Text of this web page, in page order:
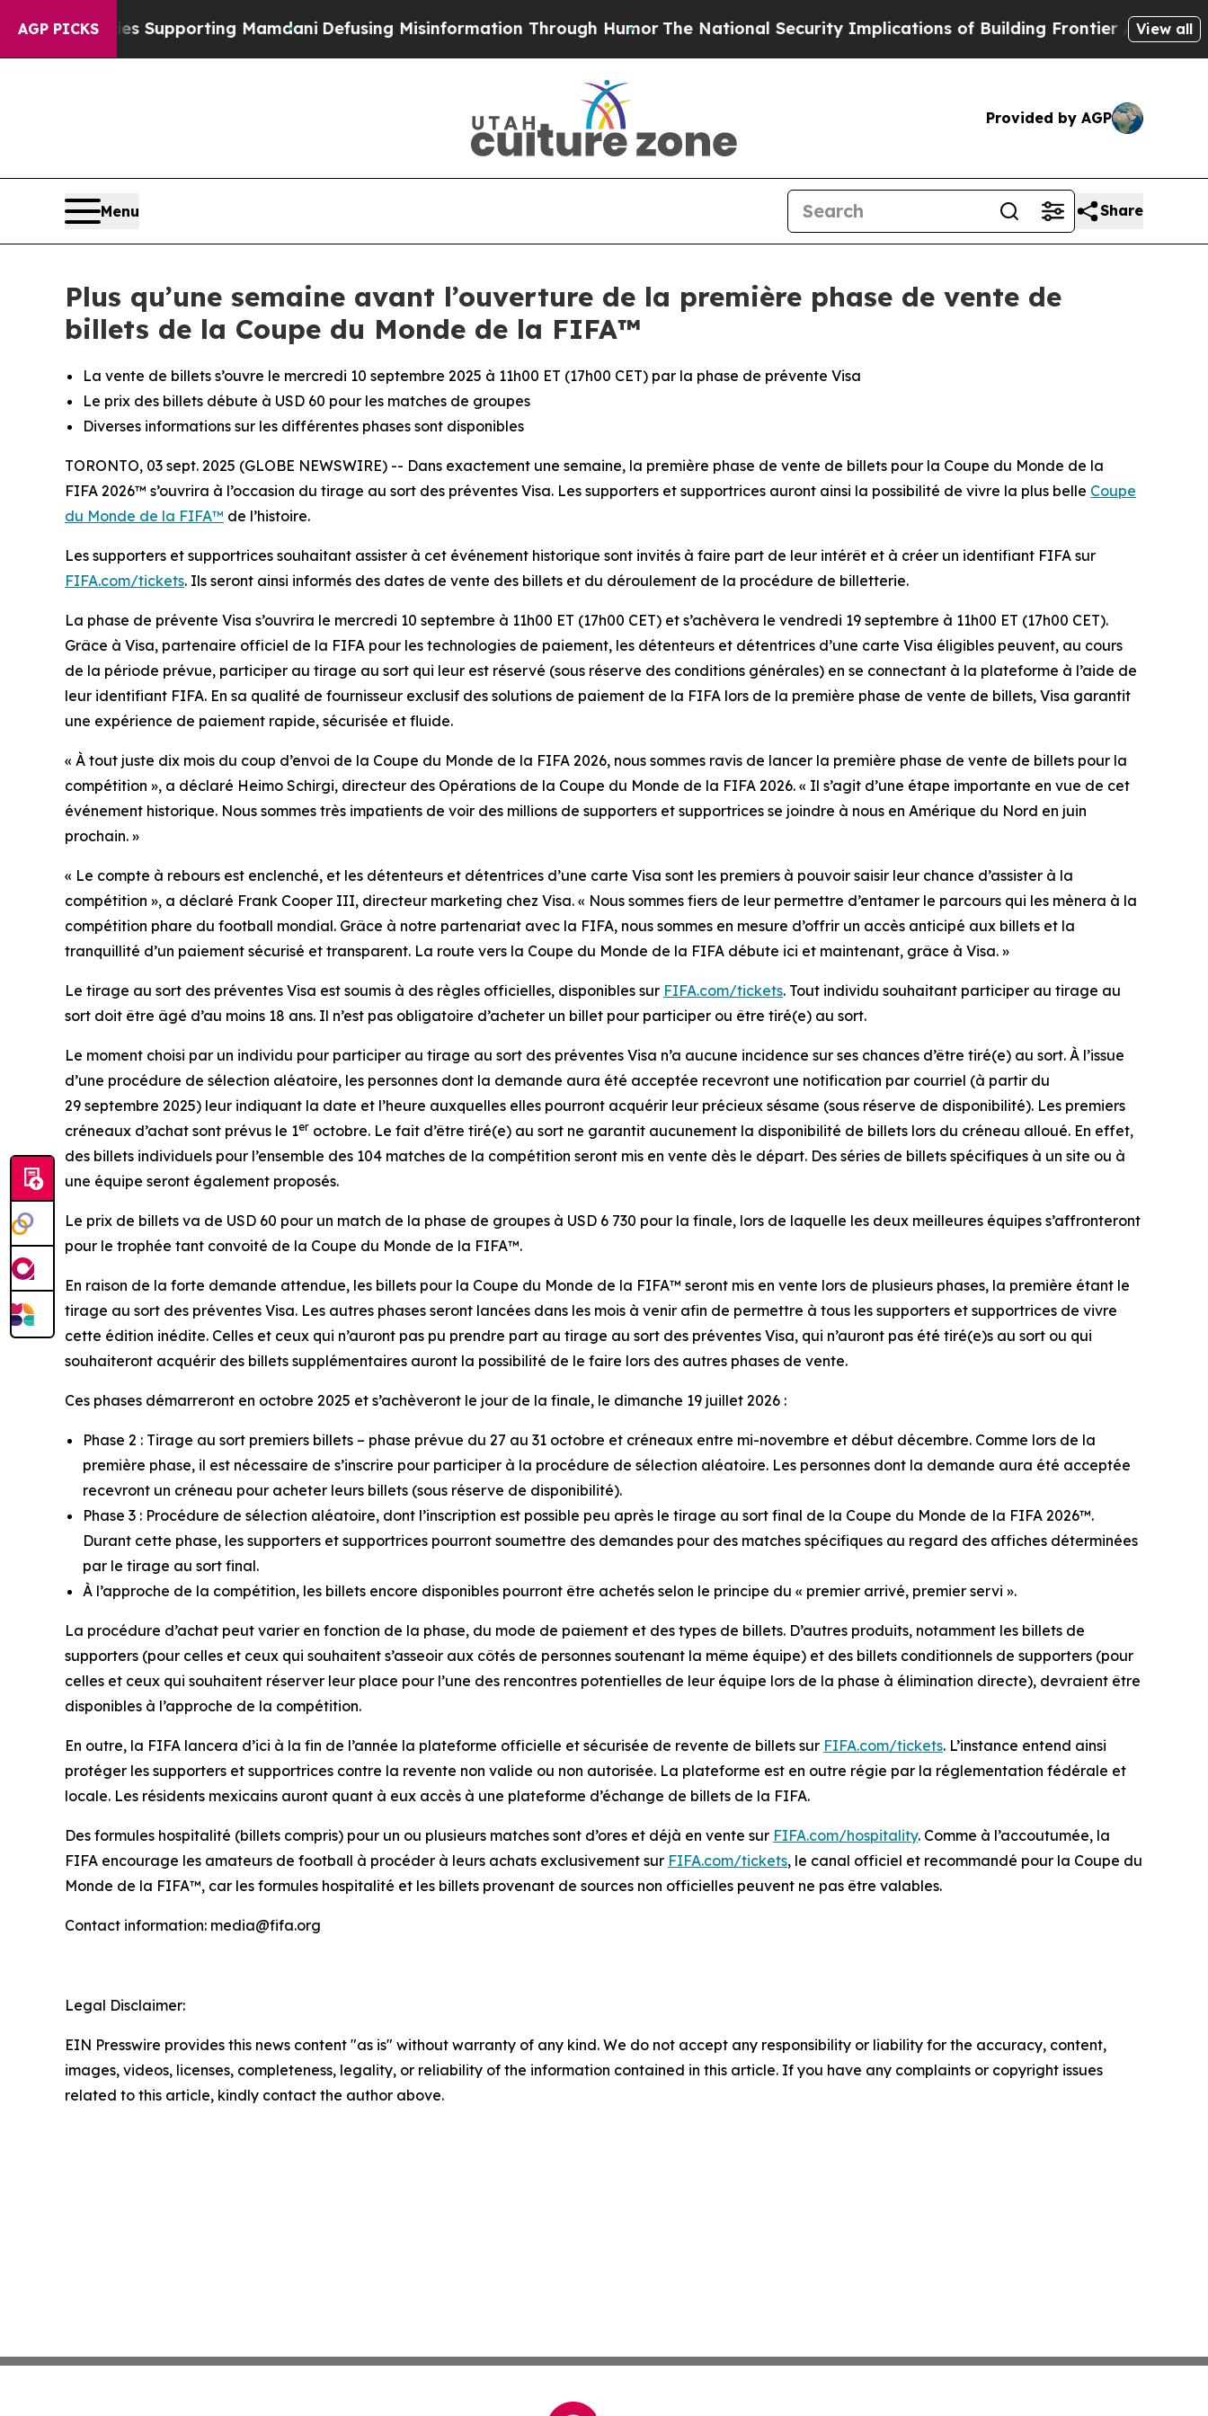
AGP PICKSSupporting Mamdani Defusing Misinformation Through HumorThe National Security Implications of Building Frontier AI Data Centers
View all
Provided by AGP
Menu Share
Plus qu’une semaine avant l’ouverture de la première phase de vente de
billets de la Coupe du Monde de la FIFA™
La vente de billets s’ouvre le mercredi 10 septembre 2025 à 11h00 ET (17h00 CET) par la phase de prévente Visa
Le prix des billets débute à USD 60 pour les matches de groupes
Diverses informations sur les différentes phases sont disponibles
TORONTO, 03 sept. 2025 (GLOBE NEWSWIRE) -- Dans exactement une semaine, la première phase de vente de billets pour la Coupe du Monde de la
FIFA 2026™ s’ouvrira à l’occasion du tirage au sort des préventes Visa. Les supporters et supportrices auront ainsi la possibilité de vivre la plus belle Coupe
du Monde de la FIFA™ de l’histoire.
Les supporters et supportrices souhaitant assister à cet événement historique sont invités à faire part de leur intérêt et à créer un identifiant FIFA sur
FIFA.com/tickets. Ils seront ainsi informés des dates de vente des billets et du déroulement de la procédure de billetterie.
La phase de prévente Visa s’ouvrira le mercredi 10 septembre à 11h00 ET (17h00 CET) et s’achèvera le vendredi 19 septembre à 11h00 ET (17h00 CET).
Grâce à Visa, partenaire officiel de la FIFA pour les technologies de paiement, les détenteurs et détentrices d’une carte Visa éligibles peuvent, au cours
de la période prévue, participer au tirage au sort qui leur est réservé (sous réserve des conditions générales) en se connectant à la plateforme à l’aide de
leur identifiant FIFA. En sa qualité de fournisseur exclusif des solutions de paiement de la FIFA lors de la première phase de vente de billets, Visa garantit
une expérience de paiement rapide, sécurisée et fluide.
« À tout juste dix mois du coup d’envoi de la Coupe du Monde de la FIFA 2026, nous sommes ravis de lancer la première phase de vente de billets pour la
compétition », a déclaré Heimo Schirgi, directeur des Opérations de la Coupe du Monde de la FIFA 2026. « Il s’agit d’une étape importante en vue de cet
événement historique. Nous sommes très impatients de voir des millions de supporters et supportrices se joindre à nous en Amérique du Nord en juin
prochain. »
« Le compte à rebours est enclenché, et les détenteurs et détentrices d’une carte Visa sont les premiers à pouvoir saisir leur chance d’assister à la
compétition », a déclaré Frank Cooper III, directeur marketing chez Visa. « Nous sommes fiers de leur permettre d’entamer le parcours qui les mènera à la
compétition phare du football mondial. Grâce à notre partenariat avec la FIFA, nous sommes en mesure d’offrir un accès anticipé aux billets et la
tranquillité d’un paiement sécurisé et transparent. La route vers la Coupe du Monde de la FIFA débute ici et maintenant, grâce à Visa. »
Le tirage au sort des préventes Visa est soumis à des règles officielles, disponibles sur FIFA.com/tickets. Tout individu souhaitant participer au tirage au
sort doit être âgé d’au moins 18 ans. Il n’est pas obligatoire d’acheter un billet pour participer ou être tiré(e) au sort.
Le moment choisi par un individu pour participer au tirage au sort des préventes Visa n’a aucune incidence sur ses chances d’être tiré(e) au sort. À l’issue
d’une procédure de sélection aléatoire, les personnes dont la demande aura été acceptée recevront une notification par courriel (à partir du
29 septembre 2025) leur indiquant la date et l’heure auxquelles elles pourront acquérir leur précieux sésame (sous réserve de disponibilité). Les premiers
créneaux d’achat sont prévus le 1er octobre. Le fait d’être tiré(e) au sort ne garantit aucunement la disponibilité de billets lors du créneau alloué. En effet,
des billets individuels pour l’ensemble des 104 matches de la compétition seront mis en vente dès le départ. Des séries de billets spécifiques à un site ou à
une équipe seront également proposés.
Le prix de billets va de USD 60 pour un match de la phase de groupes à USD 6 730 pour la finale, lors de laquelle les deux meilleures équipes s’affronteront
pour le trophée tant convoité de la Coupe du Monde de la FIFA™.
En raison de la forte demande attendue, les billets pour la Coupe du Monde de la FIFA™ seront mis en vente lors de plusieurs phases, la première étant le
tirage au sort des préventes Visa. Les autres phases seront lancées dans les mois à venir afin de permettre à tous les supporters et supportrices de vivre
cette édition inédite. Celles et ceux qui n’auront pas pu prendre part au tirage au sort des préventes Visa, qui n’auront pas été tiré(e)s au sort ou qui
souhaiteront acquérir des billets supplémentaires auront la possibilité de le faire lors des autres phases de vente.
Ces phases démarreront en octobre 2025 et s’achèveront le jour de la finale, le dimanche 19 juillet 2026 :
Phase 2 : Tirage au sort premiers billets – phase prévue du 27 au 31 octobre et créneaux entre mi-novembre et début décembre. Comme lors de la
première phase, il est nécessaire de s’inscrire pour participer à la procédure de sélection aléatoire. Les personnes dont la demande aura été acceptée
recevront un créneau pour acheter leurs billets (sous réserve de disponibilité).
Phase 3 : Procédure de sélection aléatoire, dont l’inscription est possible peu après le tirage au sort final de la Coupe du Monde de la FIFA 2026™.
Durant cette phase, les supporters et supportrices pourront soumettre des demandes pour des matches spécifiques au regard des affiches déterminées
par le tirage au sort final.
À l’approche de la compétition, les billets encore disponibles pourront être achetés selon le principe du « premier arrivé, premier servi ».
La procédure d’achat peut varier en fonction de la phase, du mode de paiement et des types de billets. D’autres produits, notamment les billets de
supporters (pour celles et ceux qui souhaitent s’asseoir aux côtés de personnes soutenant la même équipe) et des billets conditionnels de supporters (pour
celles et ceux qui souhaitent réserver leur place pour l’une des rencontres potentielles de leur équipe lors de la phase à élimination directe), devraient être
disponibles à l’approche de la compétition.
En outre, la FIFA lancera d’ici à la fin de l’année la plateforme officielle et sécurisée de revente de billets sur FIFA.com/tickets. L’instance entend ainsi
protéger les supporters et supportrices contre la revente non valide ou non autorisée. La plateforme est en outre régie par la réglementation fédérale et
locale. Les résidents mexicains auront quant à eux accès à une plateforme d’échange de billets de la FIFA.
Des formules hospitalité (billets compris) pour un ou plusieurs matches sont d’ores et déjà en vente sur FIFA.com/hospitality. Comme à l’accoutumée, la
FIFA encourage les amateurs de football à procéder à leurs achats exclusivement sur FIFA.com/tickets, le canal officiel et recommandé pour la Coupe du
Monde de la FIFA™, car les formules hospitalité et les billets provenant de sources non officielles peuvent ne pas être valables.
Contact information: media@fifa.org
Legal Disclaimer:
EIN Presswire provides this news content "as is" without warranty of any kind. We do not accept any responsibility or liability for the accuracy, content,
images, videos, licenses, completeness, legality, or reliability of the information contained in this article. If you have any complaints or copyright issues
related to this article, kindly contact the author above.